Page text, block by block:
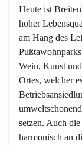
Heute ist
hoher
am Hang des
Wein, Kunst
Ortes, welcher
setzen. Auch
harmonisch an